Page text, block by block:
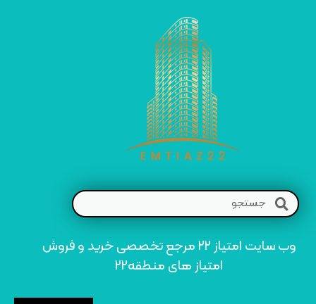
وب سایت امتیاز 22 مرجع تخصصی خرید و فروش
امتیاز های منطقه22